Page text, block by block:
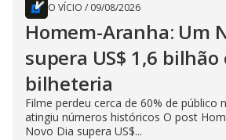
O VÍCIO / 09/08/2026
Homem-Aranha: Um
supera US$ 1,6 bilhão
bilheteria
Filme perdeu cerca de 60% de público
atingiu números históricos O post
Novo Dia supera US$...